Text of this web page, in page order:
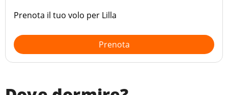
Prenota il tuo volo per Lilla
Prenota